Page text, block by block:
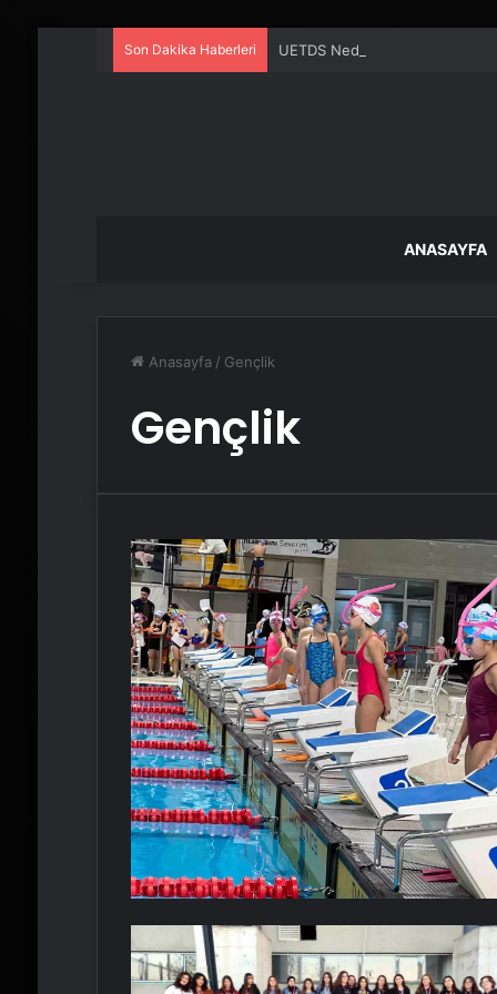
Son Dakika Haberleri UETDS Nedir ? Uetds.com İle
ANASAYFA
Anasayfa / Gençlik
Gençlik